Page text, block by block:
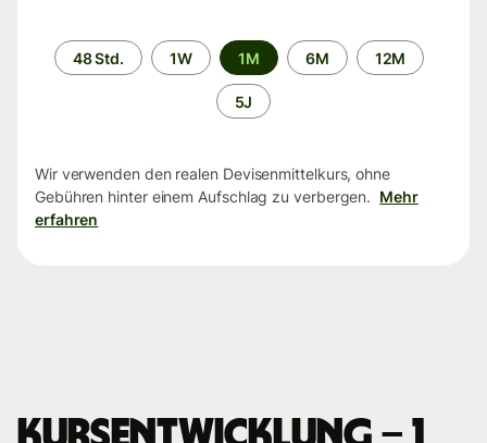
Zeitraum
48 Std. 1W 1M 6M 12M
5J
Wir verwenden den realen Devisenmittelkurs, ohne
Gebühren hinter einem Aufschlag zu verbergen. Mehr
erfahren